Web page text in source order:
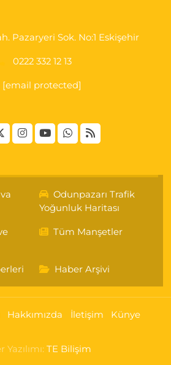
Pazaryeri Sok. No:1 Eskişehir
0222 332 12 13
[email protected]
Odunpazarı Trafik
Yoğunluk Haritası
Tüm Manşetler
Haber Arşivi
Hakkımızda İletişim Künye
Yazılımı: TE Bilişim